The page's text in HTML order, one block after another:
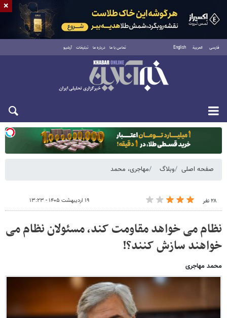
فارسی العربية English تماس با ما درباره ما تبلیغات آرشیو
دوشنبه ۱۹ مرداد ۱۴۰۵
صفحه اصلی وبلاگ مهاجری، محمد
۲۸ نفر ۱۹ اردیبهشت ۱۴۰۵ - ۱۳:۲۳
نظام می خواهد مقاومت کند، مسئولان نظام می
خواهند سازش کنند؟!
محمد مهاجری
×